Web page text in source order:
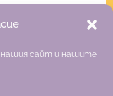
нашия сайт и нашите